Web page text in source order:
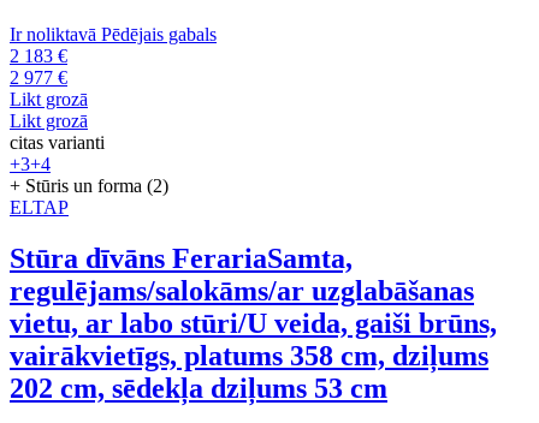
Ir noliktavā Pēdējais gabals
2 183 €
2 977 €
Likt grozā
Likt grozā
citas varianti
+3+4
+ Stūris un forma (2)
ELTAP
Stūra dīvāns FerariaSamta,
regulējams/salokāms/ar uzglabāšanas
vietu, ar labo stūri/U veida, gaiši brūns,
vairākvietīgs, platums 358 cm, dziļums
202 cm, sēdekļa dziļums 53 cm